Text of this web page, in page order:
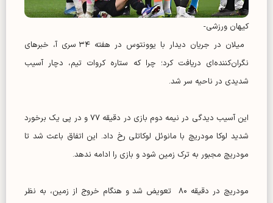
کیهان ورزشی-
میلان در جریان دیدار با یوونتوس در هفته ۳۴ سری آ، خبرهای
نگران‌کننده‌ای دریافت کرد؛ چرا که ستاره کروات تیم، دچار آسیب
شدیدی در ناحیه سر شد.
این آسیب دیدگی در نیمه دوم بازی در دقیقه ۷۷ و در پی یک برخورد
شدید لوکا مودریچ با مانوئل لوکاتلی رخ داد. این اتفاق باعث شد تا
مودریچ مجبور به ترک زمین شود و بازی را ادامه ندهد.
مودریچ در دقیقه ۸۰ تعویض شد و هنگام خروج از زمین، به نظر